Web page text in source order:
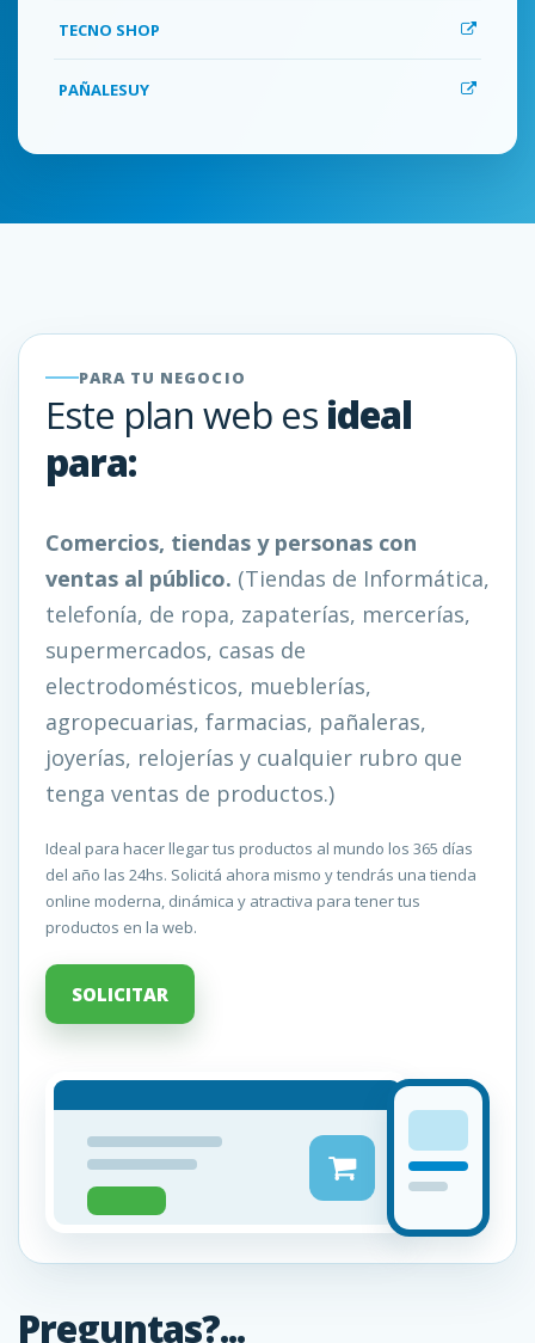
TECNO SHOP
PAÑALESUY
PARA TU NEGOCIO
Este plan web es ideal
para:
Comercios, tiendas y personas con
ventas al público. (Tiendas de Informática,
telefonía, de ropa, zapaterías, mercerías,
supermercados, casas de
electrodomésticos, mueblerías,
agropecuarias, farmacias, pañaleras,
joyerías, relojerías y cualquier rubro que
tenga ventas de productos.)
Ideal para hacer llegar tus productos al mundo los 365 días
del año las 24hs. Solicitá ahora mismo y tendrás una tienda
online moderna, dinámica y atractiva para tener tus
productos en la web.
SOLICITAR
Preguntas?...